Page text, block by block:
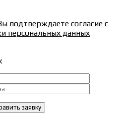
подтверждаете согласие с
персональных данных